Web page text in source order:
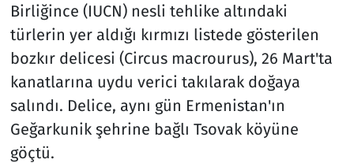
Birliğince (IUCN) nesli tehlike altındaki
türlerin yer aldığı kırmızı listede gösterilen
bozkır delicesi (Circus macrourus), 26 Mart'ta
kanatlarına uydu verici takılarak doğaya
salındı. Delice, aynı gün Ermenistan'ın
Geğarkunik şehrine bağlı Tsovak köyüne
göçtü.